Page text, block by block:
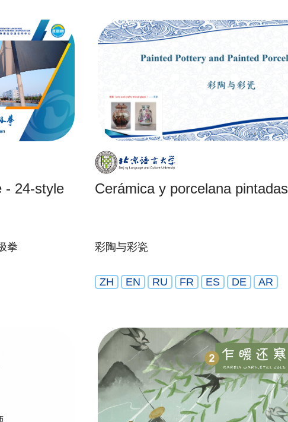
- 24-style
拳
Cerámica y porcelana pintadas
彩陶与彩瓷
ZH EN RU FR ES DE AR